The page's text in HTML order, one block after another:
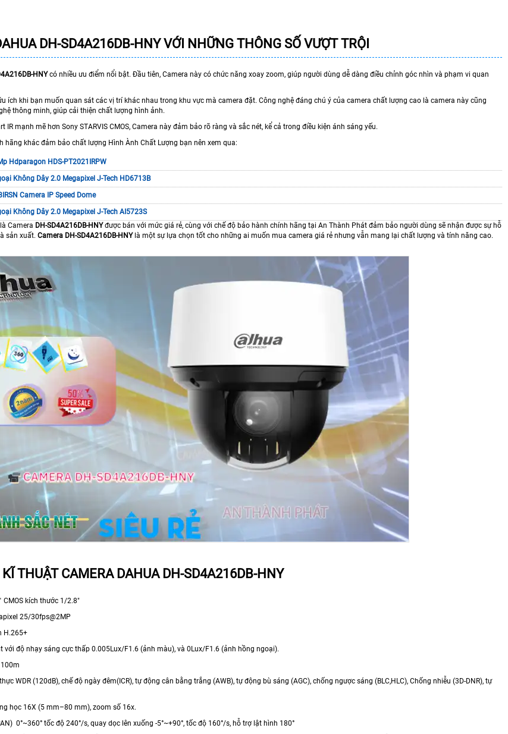
DH-SD4A216DB-HNY VỚI NHỮNG THÔNG SỐ VƯỢT TRỘI
HNYcó nhiều ưu điểm nổi bật. Đầu tiên, Camera này có chức năng xoay zoom, giúp người dùng dễ dàng điều chỉnh góc nhìn và phạm vi quan
ích khi bạn muốn quan sát các vị trí khác nhau trong khu vực mà camera đặt. Công nghệ đáng chú ý của camera chất lượng cao là camera này cũng
thông minh, giúp cải thiện chất lượng hình ảnh.
IR mạnh mẽ hơn Sony STARVIS CMOS, Camera này đảm bảo rõ ràng và sắc nét, kể cả trong điều kiện ánh sáng yếu.
hãng khác đảm bảo chất lượng Hình Ành Chất Lượng bạn nên xem qua:
Hdparagon HDS-PT2021IRPW
Không Dây 2.0 Megapixel J-Tech HD6713B
Camera IP Speed Dome
Không Dây 2.0 Megapixel J-Tech AI5723S
Camera DH-SD4A216DB-HNYđược bán với mức giá rẻ, cùng với chế độ bảo hành chính hãng tại An Thành Phát đảm bảo người dùng sẽ nhận được sự hỗ
sản xuất. Camera DH-SD4A216DB-HNYlà một sự lựa chọn tốt cho những ai muốn mua camera giá rẻ nhưng vẫn mang lại chất lượng và tính năng cao.
THUẬT CAMERA DAHUA DH-SD4A216DB-HNY
CMOS kích thước 1/2.8"
25/30fps@2MP
H.265+
với độ nhạy sáng cực thấp 0.005Lux/F1.6 (ảnh màu), và 0Lux/F1.6 (ảnh hồng ngoại).
WDR (120dB), chế độ ngày đêm(ICR), tự động cân bằng trắng (AWB), tự động bù sáng (AGC), chống ngược sáng (BLC,HLC), Chống nhiễu (3D-DNR), tự
học 16X (5 mm–80 mm), zoom số 16x.
0°~360° tốc độ 240°/s, quay dọc lên xuống -5°~+90°, tốc độ 160°/s, hỗ trợ lật hình 180°